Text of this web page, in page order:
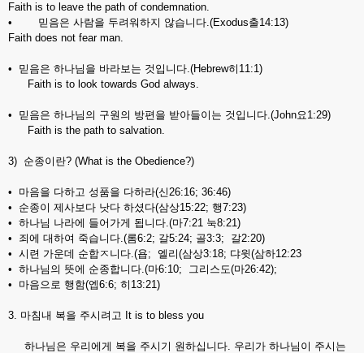
Faith is to leave the path of condemnation.
• 믿음은 사람을 두려워하지 않습니다.(Exodus출14:13)
Faith does not fear man.
• 믿음은 하나님을 바라보는 것입니다.(Hebrew히11:1)
Faith is to look towards God always.
• 믿음은 하나님의 구원의 방편을 받아들이는 것입니다.(John요1:29)
Faith is the path to salvation.
3) 순종이란? (What is the Obedience?)
• 마음을 다하고 성품을 다하라(신26:16; 36:46)
• 순종이 제사보다 낫다 하셨다(삼상15:22; 행7:23)
• 하나님 나라에 들어가게 됩니다.(마7:21 눅8:21)
• 죄에 대하여 죽습니다.(롬6:2; 갈5:24; 골3:3; 갈2:20)
• 시련 가운데 순합ㅈ니다.(욥; 엘리(삼상3:18; 댜윗(삼하12:23
• 하나님의 뜻에 순종합니다.(마6:10; 그리스도(마26:42);
• 마음으로 행함(엡6:6; 히13:21)
3. 마침내 복을 주시려고 It is to bless you
하나님은 우리에게 복을 주시기 원하십니다. 우리가 하나님이 주시는